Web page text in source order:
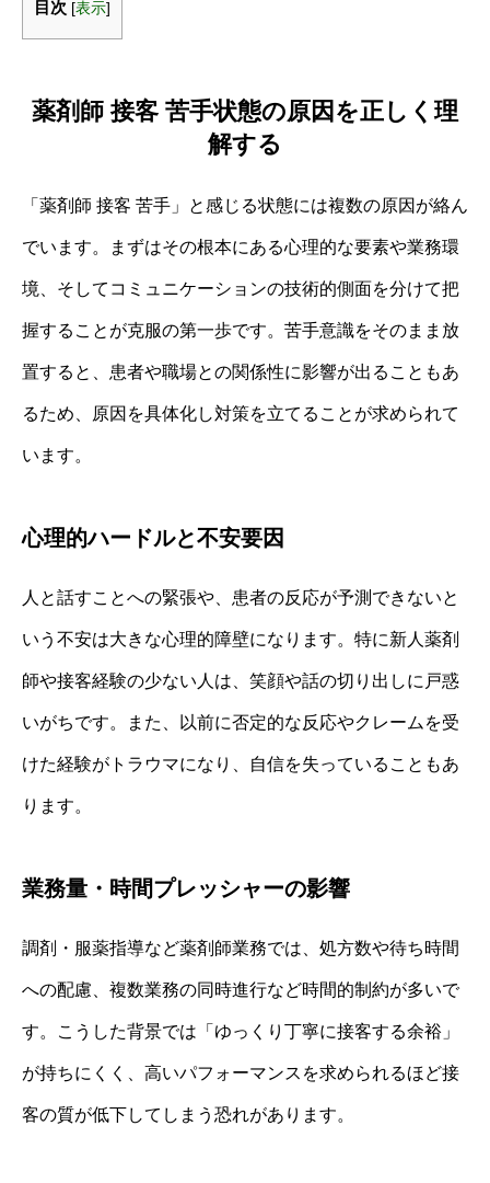
目次 [表示]
薬剤師 接客 苦手状態の原因を正しく理
解する
「薬剤師 接客 苦手」と感じる状態には複数の原因が絡ん
でいます。まずはその根本にある心理的な要素や業務環
境、そしてコミュニケーションの技術的側面を分けて把
握することが克服の第一歩です。苦手意識をそのまま放
置すると、患者や職場との関係性に影響が出ることもあ
るため、原因を具体化し対策を立てることが求められて
います。
心理的ハードルと不安要因
人と話すことへの緊張や、患者の反応が予測できないと
いう不安は大きな心理的障壁になります。特に新人薬剤
師や接客経験の少ない人は、笑顔や話の切り出しに戸惑
いがちです。また、以前に否定的な反応やクレームを受
けた経験がトラウマになり、自信を失っていることもあ
ります。
業務量・時間プレッシャーの影響
調剤・服薬指導など薬剤師業務では、処方数や待ち時間
への配慮、複数業務の同時進行など時間的制約が多いで
す。こうした背景では「ゆっくり丁寧に接客する余裕」
が持ちにくく、高いパフォーマンスを求められるほど接
客の質が低下してしまう恐れがあります。